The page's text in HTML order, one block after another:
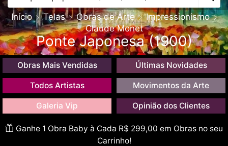
Início Telas Obras de Arte
Impressionismo
Claude Monet
Ponte Japonesa (1900)
Obras Mais Vendidas Últimas Novidades
Todos Artistas Movimentos da Arte
Galeria Vip Opinião dos Clientes
Ganhe 1 Obra Baby à Cada R$ 299,00 em Obras no seu
Carrinho!